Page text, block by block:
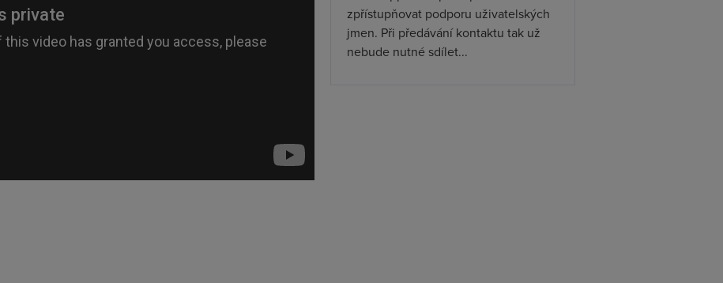
zpřístupňovat podporu uživatelských
jmen. Při předávání kontaktu tak už
nebude nutné sdílet...